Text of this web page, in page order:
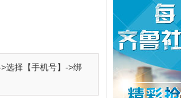
选择【手机号】->绑